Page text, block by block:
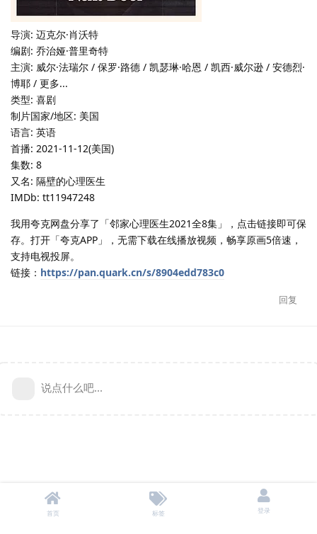
导演: 迈克尔·肖沃特
编剧: 乔治娅·普里奇特
主演: 威尔·法瑞尔 / 保罗·路德 / 凯瑟琳·哈恩 / 凯西·威尔逊 / 安德烈·
博耶 / 更多...
类型: 喜剧
制片国家/地区: 美国
语言: 英语
首播: 2021-11-12(美国)
集数: 8
又名: 隔壁的心理医生
IMDb: tt11947248
我用夸克网盘分享了「邻家心理医生2021全8集」，点击链接即可保
存。打开「夸克APP」，无需下载在线播放视频，畅享原画5倍速，
支持电视投屏。
链接： https://pan.quark.cn/s/8904edd783c0
回复
说点什么吧...
首页 标签 登录